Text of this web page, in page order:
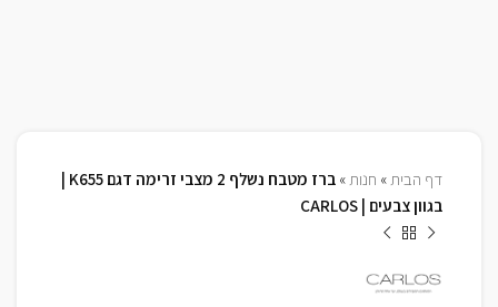
דף הבית» חנות»
ברז מטבח נשלף 2 מצבי זרימה דגם K655 |
בגוון צבעים | CARLOS